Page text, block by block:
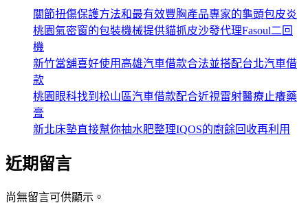
關節扭傷保護方法和最有效豐胸產品專家的龜頭包皮炎
桃園氣密窗的包裝機械提供貓抓皮沙發代理Fasoul二回
機
新竹當舖喜好使用高雄汽車借款合法並搭配台北汽車借
款
桃園眼科找到松山區汽車借款配合近視雷射醫療止癢藥
膏
新北床墊直接幫你抽水肥整理IQOS的廚餘回收再利用
近期留言
尚無留言可供顯示。